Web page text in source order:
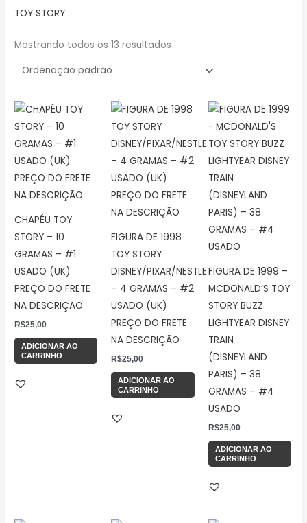
TOY STORY
Mostrando todos os 13 resultados
CHAPÉU TOY
STORY – 10
GRAMAS – #1
USADO (UK)
PREÇO DO FRETE
NA DESCRIÇÃO
R$25,00
ADICIONAR AO
CARRINHO
FIGURA DE 1998
TOY STORY
DISNEY/PIXAR/NESTLE
– 4 GRAMAS – #2
USADO (UK)
PREÇO DO FRETE
NA DESCRIÇÃO
R$25,00
ADICIONAR AO
CARRINHO
FIGURA DE 1999 –
MCDONALD’S TOY
STORY BUZZ
LIGHTYEAR DISNEY
TRAIN
(DISNEYLAND
PARIS) – 38
GRAMAS – #4
USADO
R$25,00
ADICIONAR AO
CARRINHO